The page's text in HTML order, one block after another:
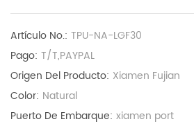
Artículo No.: TPU-NA-LGF30
Pago: T/T,PAYPAL
Origen Del Producto: Xiamen Fujian
Color: Natural
Puerto De Embarque: xiamen port